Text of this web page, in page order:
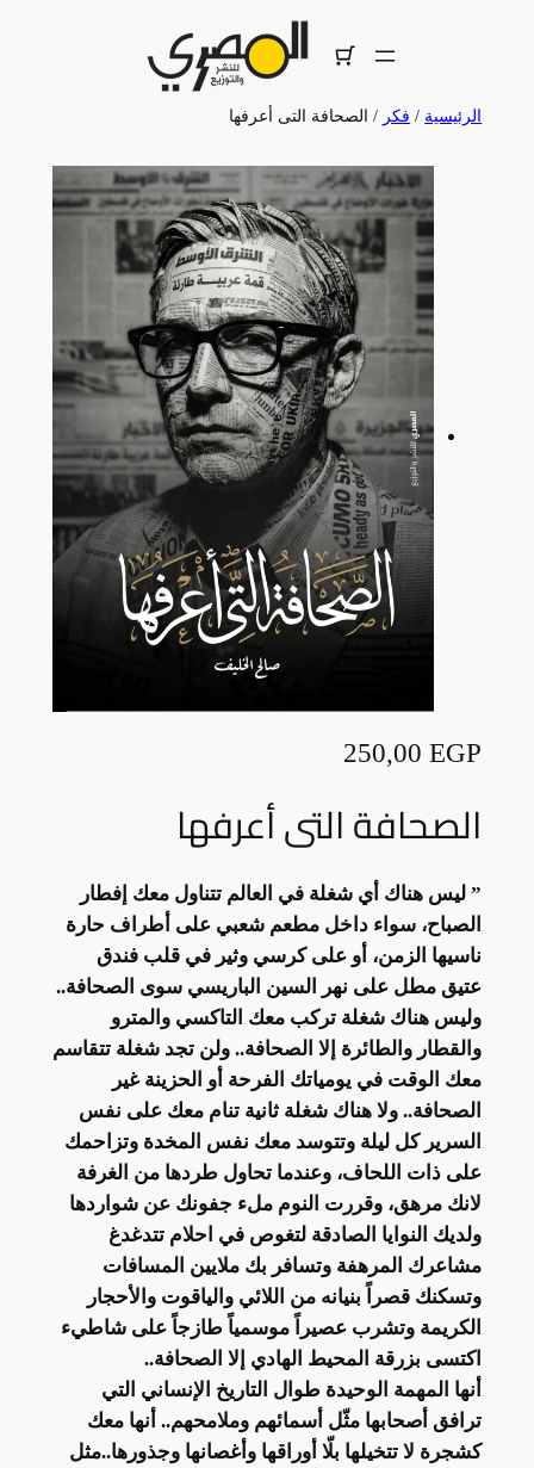
الرئيسية / فكر / الصحافة التى أعرفها
250,00EGP
الصحافة التى أعرفها
” ليس هناك أي شغلة في العالم تتناول معك إفطار
الصباح، سواء داخل مطعم شعبي على أطراف حارة
ناسيها الزمن، أو على كرسي وثير في قلب فندق
عتيق مطل على نهر السين الباريسي سوى الصحافة..
وليس هناك شغلة تركب معك التاكسي والمترو
والقطار والطائرة إلا الصحافة.. ولن تجد شغلة تتقاسم
معك الوقت في يومياتك الفرحة أو الحزينة غير
الصحافة.. ولا هناك شغلة ثانية تنام معك على نفس
السرير كل ليلة وتتوسد معك نفس المخدة وتزاحمك
على ذات اللحاف، وعندما تحاول طردها من الغرفة
لانك مرهق، وقررت النوم ملء جفونك عن شواردها
ولديك النوايا الصادقة لتغوص في احلام تتدغدغ
مشاعرك المرهفة وتسافر بك ملايين المسافات
وتسكنك قصراً بنيانه من اللائي والياقوت والأحجار
الكريمة وتشرب عصيراً موسمياً طازجاً على شاطيء
اكتسى بزرقة المحيط الهادي إلا الصحافة..
أنها المهمة الوحيدة طوال التاريخ الإنساني التي
ترافق أصحابها مثّل أسمائهم وملامحهم.. أنها معك
كشجرة لا تتخيلها بلّا أوراقها وأغصانها وجذورها..مثل